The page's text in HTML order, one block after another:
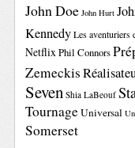
John Doe John Hurt
Kennedy Les aventuriers
NetflixPhil Connors
Zemeckis
Seven Shia LaBeouf
TournageUniversal
Somerset